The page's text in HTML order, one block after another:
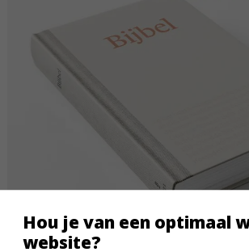
Het belangrijkste project van het
Hou je van een optimaal
website?